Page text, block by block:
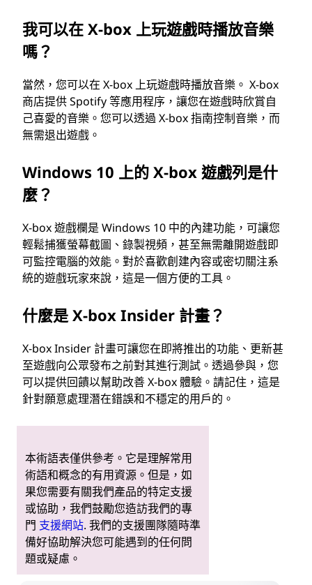
我可以在 X-box 上玩遊戲時播放音樂
嗎？
當然，您可以在 X-box 上玩遊戲時播放音樂。 X-box
商店提供 Spotify 等應用程序，讓您在遊戲時欣賞自
己喜愛的音樂。您可以透過 X-box 指南控制音樂，而
無需退出遊戲。
Windows 10 上的 X-box 遊戲列是什
麼？
X-box 遊戲欄是 Windows 10 中的內建功能，可讓您
輕鬆捕獲螢幕截圖、錄製視頻，甚至無需離開遊戲即
可監控電腦的效能。對於喜歡創建內容或密切關注系
統的遊戲玩家來說，這是一個方便的工具。
什麼是 X-box Insider 計畫？
X-box Insider 計畫可讓您在即將推出的功能、更新甚
至遊戲向公眾發布之前對其進行測試。透過參與，您
可以提供回饋以幫助改善 X-box 體驗。請記住，這是
針對願意處理潛在錯誤和不穩定的用戶的。
本術語表僅供參考。它是理解常用
術語和概念的有用資源。但是，如
果您需要有關我們產品的特定支援
或協助，我們鼓勵您造訪我們的專
門 支援網站. 我們的支援團隊隨時準
備好協助解決您可能遇到的任何問
題或疑慮。